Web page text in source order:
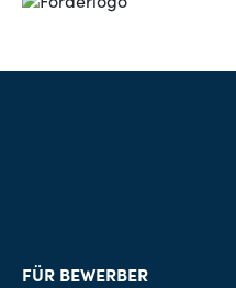
FÜR BEWERBER